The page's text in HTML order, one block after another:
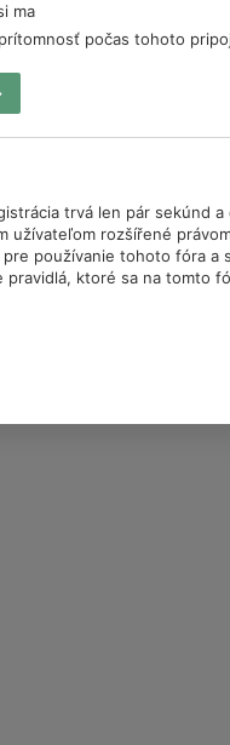
ma
počas tohoto
trvá len pár sekúnd a
užívateľom rozšířené
používanie tohoto fóra a
ktoré sa na tomto